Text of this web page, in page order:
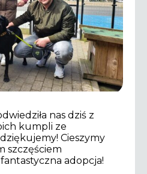
nas dziś z
kumpli ze
Cieszymy
szczęściem
fantastyczna adopcja!